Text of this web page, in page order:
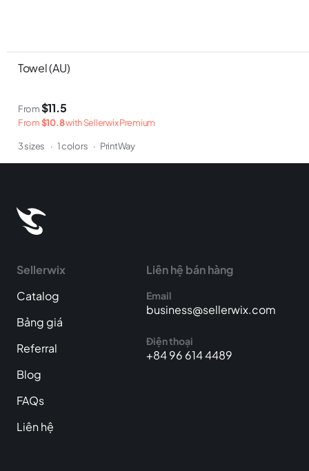
Towel (AU)
From$11.5
From$10.8with Sellerwix Premium
3 sizes · 1 colors · PrintWay
Sellerwix
Catalog
Bảng giá
Referral
Blog
FAQs
Liên hệ
Liên hệ bán hàng
Email
business@sellerwix.com
Điện thoại
+84 96 614 4489